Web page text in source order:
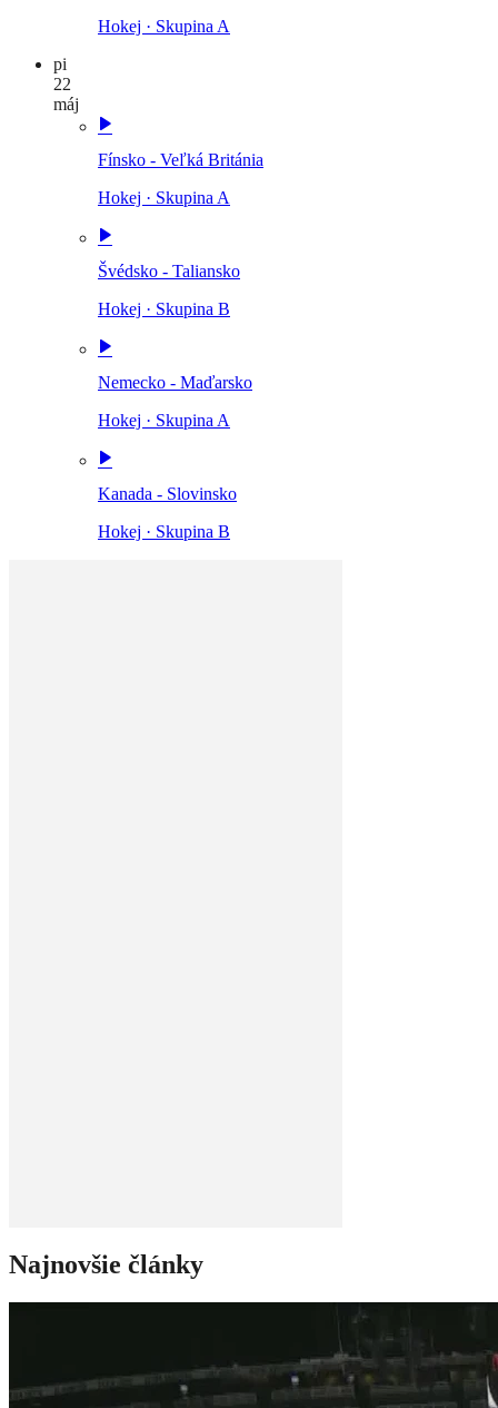
Hokej · Skupina A
pi
22
máj
Fínsko - Veľká Británia
Hokej · Skupina A
Švédsko - Taliansko
Hokej · Skupina B
Nemecko - Maďarsko
Hokej · Skupina A
Kanada - Slovinsko
Hokej · Skupina B
Najnovšie články